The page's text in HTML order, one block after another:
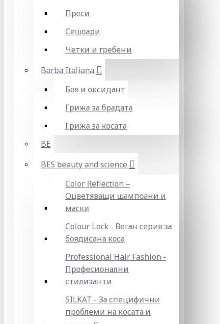
Преси
Сешоари
Четки и гребени
Barba Italiana
Боя и оксидант
Грижа за брадата
Грижа за косата
BE
BES beauty and science
Color Reflection –
Оцветяващи шампоани и
маски
Colour Lock - Веган серия за
боядисана коса
Professional Hair Fashion -
Професионални
стилизанти
SILKAT - За специфични
проблеми на косата и